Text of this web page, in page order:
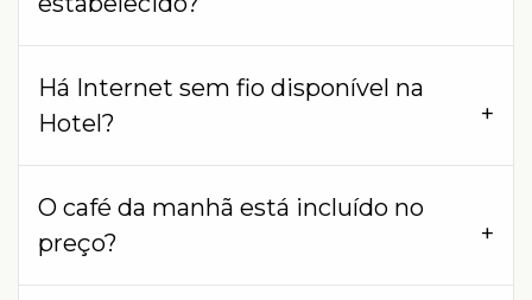
Há Internet sem fio disponível na
Hotel?
O café da manhã está incluído no
preço?